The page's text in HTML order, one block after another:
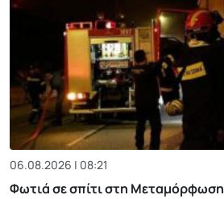
06.08.2026 | 08:21
Φωτιά σε σπίτι στη Μεταμόρφωση